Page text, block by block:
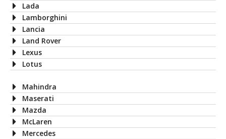
Lada
Lamborghini
Lancia
Land Rover
Lexus
Lotus
Mahindra
Maserati
Mazda
McLaren
Mercedes